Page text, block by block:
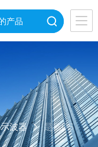
示波器
是德DS